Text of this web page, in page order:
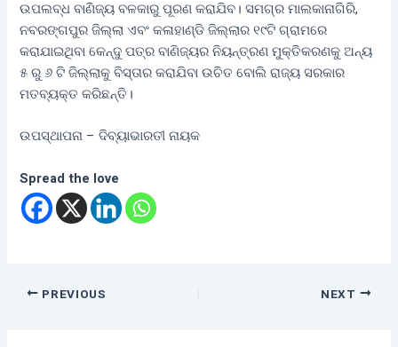
ଉପଲବ୍ଧ ବାଣିଜ୍ୟ ବଳକାରୁ ପୂରଣ କରାଯିବ। ସମଗ୍ର ମାଲକାନାଗିରି,
ନବରଙ୍ଗପୁର ଜିଲ୍ଲା ଏବଂ କଳାହାଣ୍ଡି ଜିଲ୍ଲାର ୧୯ଟି ଗ୍ରାମରେ
କରାଯାଇଥିବା କେନ୍ଦୁ ପତ୍ର ବାଣିଜ୍ୟର ନିୟନ୍ତ୍ରଣ ମୁକ୍ତିକରଣକୁ ଅନ୍ୟ
୫ ରୁ ୬ ଟି ଜିଲ୍ଲାକୁ ବିସ୍ତାର କରାଯିବା ଉଚିତ ବୋଲି ରାଜ୍ୟ ସରକାର
ମତବ୍ୟକ୍ତ କରିଛନ୍ତି।
ଉପସ୍ଥାପନା – ଦିବ୍ୟାଭାରତୀ ନାୟକ
Spread the love
PREVIOUS NEXT